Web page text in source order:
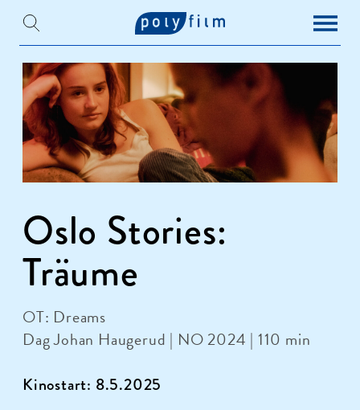
Oslo Stories:
Träume
OT: Dreams
Dag Johan Haugerud | NO 2024 | 110 min
Kinostart: 8.5.2025